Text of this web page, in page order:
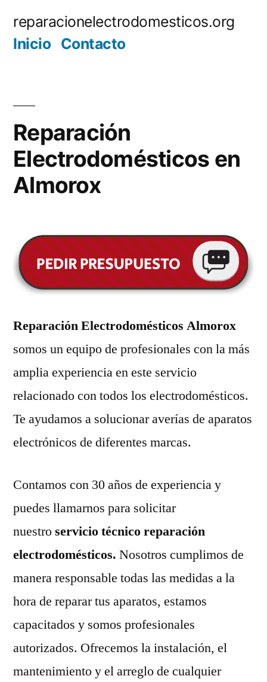
reparacionelectrodomesticos.org
Inicio Contacto
Reparación
Electrodomésticos en
Almorox
Reparación Electrodomésticos Almorox
somos un equipo de profesionales con la más
amplia experiencia en este servicio
relacionado con todos los electrodomésticos.
Te ayudamos a solucionar averías de aparatos
electrónicos de diferentes marcas.
Contamos con 30 años de experiencia y
puedes llamarnos para solicitar
nuestroservicio técnico reparación
electrodomésticos. Nosotros cumplimos de
manera responsable todas las medidas a la
hora de reparar tus aparatos, estamos
capacitados y somos profesionales
autorizados. Ofrecemos la instalación, el
mantenimiento y el arreglo de cualquier